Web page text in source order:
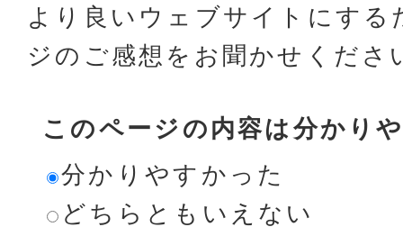
より良いウェブサイトにする
ジのご感想をお聞かせくださ
このページの内容は分かり
分かりやすかった
どちらともいえない